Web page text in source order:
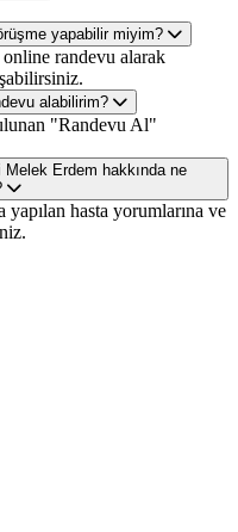
yapabilir miyim?
randevu alarak
alabilirim?
"Randevu Al"
Erdem hakkında ne
hasta yorumlarına ve